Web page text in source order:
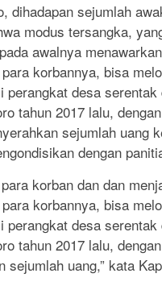
dihadapan sejumlah
modus tersangka,
awalnya
korbannya, bisa
perangkat desa serentak
tahun 2017 lalu,
sejumlah uang
dengan
korban dan dan
korbannya, bisa
perangkat desa serentak
tahun 2017 lalu,
sejumlah uang,” kata